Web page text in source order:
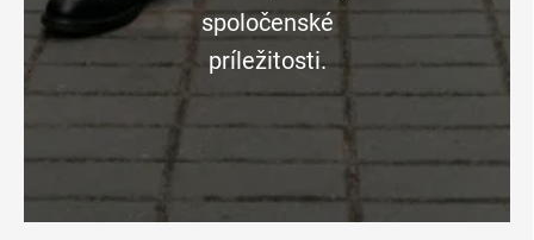
spoločenské
príležitosti.